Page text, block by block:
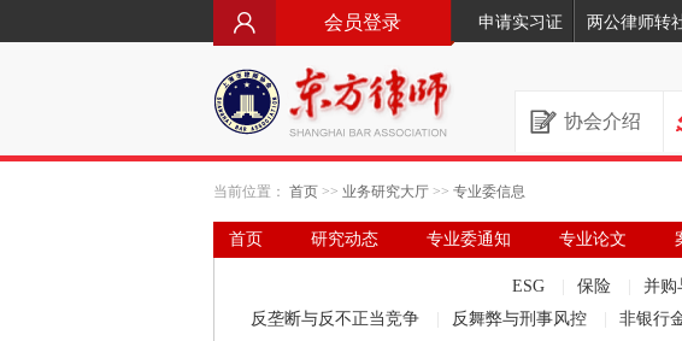
会员登录 申请实习证 两公律师转
协会介绍
当前位置： 首页 >> 业务研究大厅 >> 专业委信息
首页 研究动态 专业委通知 专业论文
ESG 保险 并购
反垄断与反不正当竞争
反舞弊与刑事风控 非银行